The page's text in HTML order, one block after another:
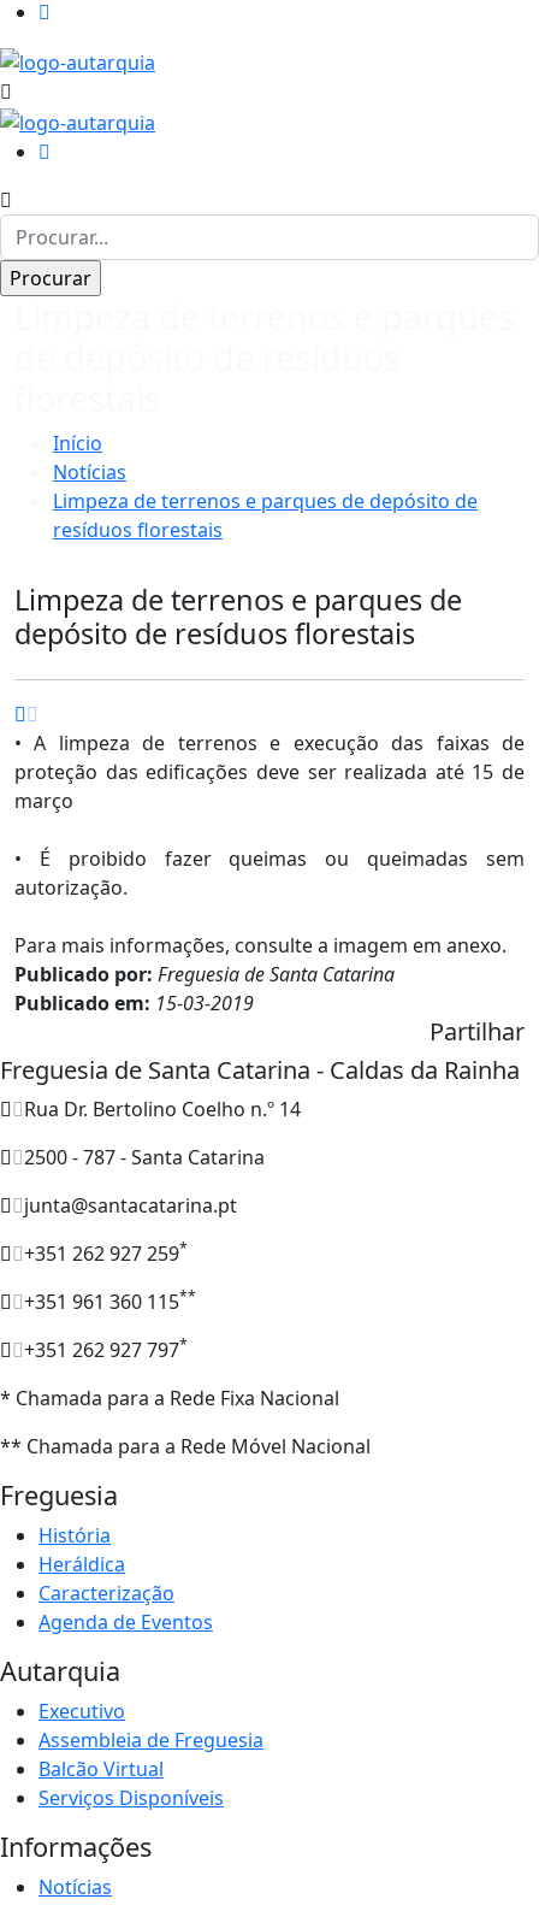
Início
Notícias
Limpeza de terrenos e parques de depósito de
resíduos florestais
Limpeza de terrenos e parques de
depósito de resíduos florestais
• A limpeza de terrenos e execução das faixas de
proteção das edificações deve ser realizada até 15 de
março
• É proibido fazer queimas ou queimadas sem
autorização.
Para mais informações, consulte a imagem em anexo.
Publicado por: Freguesia de Santa Catarina
Publicado em: 15-03-2019
Partilhar
Freguesia de Santa Catarina - Caldas da Rainha
Rua Dr. Bertolino Coelho n.º 14
2500 - 787 - Santa Catarina
junta@santacatarina.pt
+351 262 927 259*
+351 961 360 115**
+351 262 927 797*
* Chamada para a Rede Fixa Nacional
** Chamada para a Rede Móvel Nacional
Freguesia
História
Heráldica
Caracterização
Agenda de Eventos
Autarquia
Executivo
Assembleia de Freguesia
Balcão Virtual
Serviços Disponíveis
Informações
Notícias